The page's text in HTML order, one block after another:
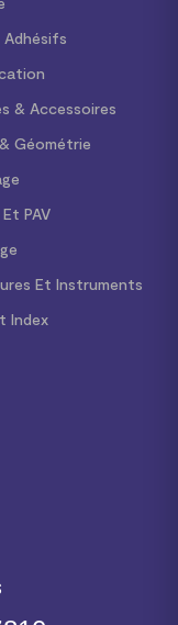
Adhésifs
& Accessoires
Géométrie
PAV
Et Instruments
Index